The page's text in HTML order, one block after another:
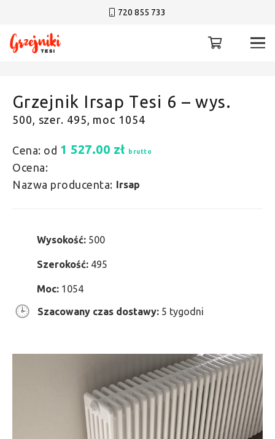
720 855 733
Grzejnik Irsap Tesi 6 – wys.
500, szer. 495, moc 1054
Cena: od 1 527.00 zł brutto
Ocena:
Nazwa producenta: Irsap
Wysokość: 500
Szerokość: 495
Moc: 1054
Szacowany czas dostawy: 5 tygodni